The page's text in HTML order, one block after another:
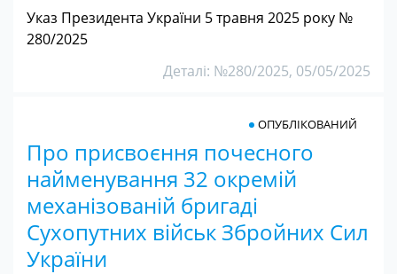
Указ Президента України 5 травня 2025 року №
280/2025
Деталі: №280/2025, 05/05/2025
Про присвоєння почесного
найменування 32 окремій
механізованій бригаді
Сухопутних військ Збройних Сил
України
ОПУБЛІКОВАНИЙ